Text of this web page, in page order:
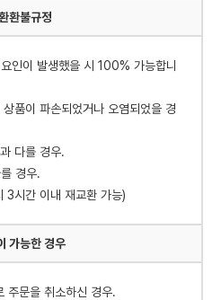
환불규정
인이 발생했을 시 100% 가능합니
품이 파손되었거나 오염되었을 경
다를 경우.
경우.
3시간 이내 재교환 가능)
가능한 경우
주문을 취소하신 경우.